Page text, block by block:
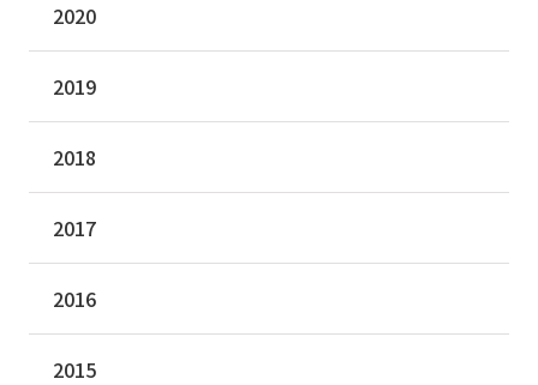
2020
2019
2018
2017
2016
2015